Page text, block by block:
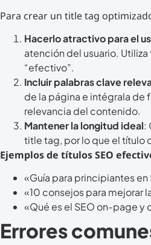
Para crear un title tag
Hacerlo atractivo para el
atención del usuario.
“efectivo”.
Incluir palabras clave
de la página e intégrala de
relevancia del contenido.
Mantener la longitud ideal:
title tag, por lo que el título
Ejemplos de títulos SEO
«Guía para principiantes
«10 consejos para mejorar
«Qué es el SEO on-page
Errores